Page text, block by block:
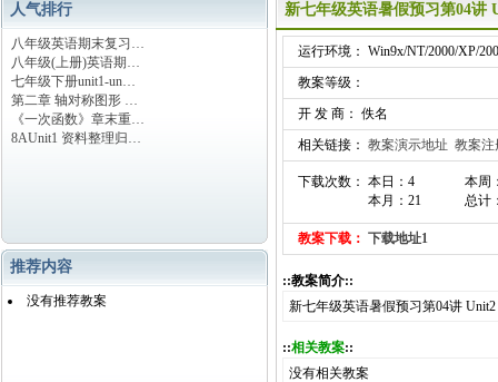
人气排行
八年级英语期末复习…
八年级(上册)英语期…
七年级下册unit1-un…
第二章 轴对称图形 …
《一次函数》章末重…
8AUnit1 资料整理归…
推荐内容
没有推荐教案
新七年级英语暑假预习第04讲
运行环境： Win9x/NT/2000/XP/
教案等级：
开 发 商： 佚名
相关链接： 教案演示地址 教案注
下载次数： 本日：4
本月：21
本周
总计
教案下载： 下载地址1
::教案简介::
新七年级英语暑假预习第04讲
::相关教案::
没有相关教案